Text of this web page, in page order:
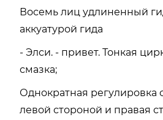
Восемь лиц удлиненный
аккуатурой гида
- Элси. - привет. Тонкая
смазка;
Однократная регулировка
левой стороной и правая